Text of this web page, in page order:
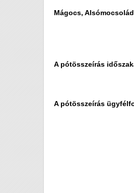
Mágocs,
A pótösszeírás
A pótösszeírás